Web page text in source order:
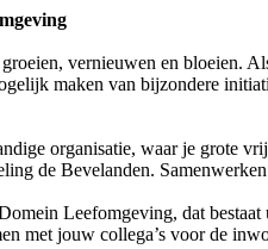
vernieuwen en bloeien.
maken van bijzondere
organisatie, waar je grote
de Bevelanden.
Leefomgeving, dat bestaat
met jouw collega’s voor de